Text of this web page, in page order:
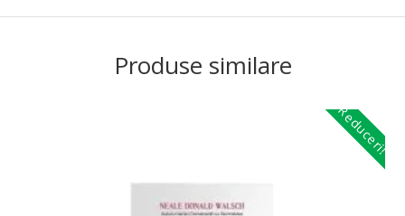
Produse similare
Reduceri!